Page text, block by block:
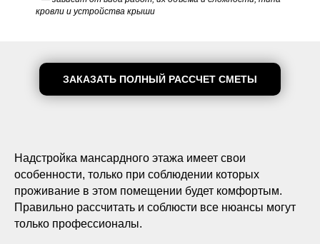
кровли и устройства крыши
ЗАКАЗАТЬ ПОЛНЫЙ РАССЧЕТ СМЕТЫ
Надстройка мансардного этажа имеет свои
особенности, только при соблюдении которых
проживание в этом помещении будет комфортым.
Правильно рассчитать и соблюсти все нюансы могут
только профессионалы.